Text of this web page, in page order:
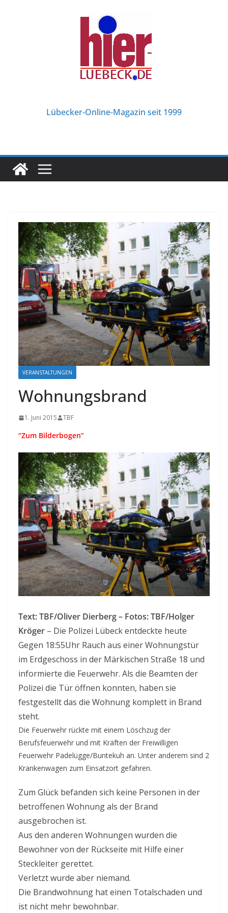
Lübecker-Online-Magazin seit 1999
VERANSTALTUNGEN
Wohnungsbrand
1. Juni 2015 TBF
“Zum Bilderbogen”
Text: TBF/Oliver Dierberg – Fotos: TBF/Holger
Kröger – Die Polizei Lübeck entdeckte heute
Gegen 18:55Uhr Rauch aus einer Wohnungstür
im Erdgeschoss in der Märkischen Straße 18 und
informierte die Feuerwehr. Als die Beamten der
Polizei die Tür öffnen konnten, haben sie
festgestellt das die Wohnung komplett in Brand
steht.
Die Feuerwehr rückte mit einem Löschzug der
Berufsfeuerwehr und mit Kräften der Freiwilligen
Feuerwehr Padelügge/Buntekuh an. Unter anderem sind 2
Krankenwagen zum Einsatzort gefahren.
Zum Glück befanden sich keine Personen in der
betroffenen Wohnung als der Brand
ausgebrochen ist.
Aus den anderen Wohnungen wurden die
Bewohner von der Rückseite mit Hilfe einer
Steckleiter gerettet.
Verletzt wurde aber niemand.
Die Brandwohnung hat einen Totalschaden und
ist nicht mehr bewohnbar.